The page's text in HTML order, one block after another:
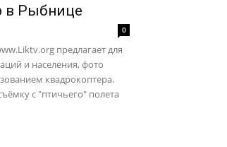
в Рыбнице
0
предлагает для
и населения, фото
квадрокоптера.
с "птичьего" полета